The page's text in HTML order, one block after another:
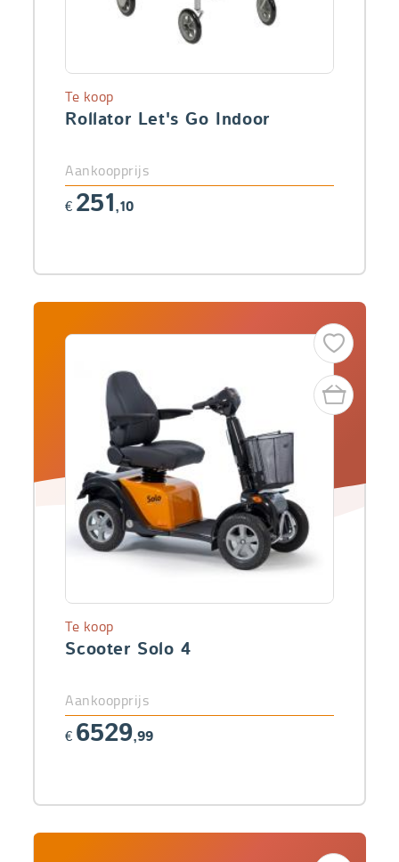
Rollator Let's Go Indoor
Te koop
Aankoopprijs
€ 251,10
Scooter Solo 4
Te koop
Aankoopprijs
€ 6529,99